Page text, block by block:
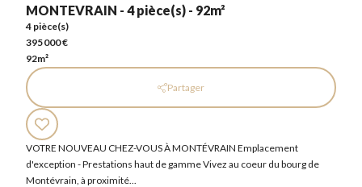
MONTEVRAIN - 4 pièce(s) - 92m²
4 pièce(s)
395 000 €
92m²
Partager
VOTRE NOUVEAU CHEZ-VOUS À MONTÉVRAIN Emplacement
d'exception - Prestations haut de gamme Vivez au coeur du bourg de
Montévrain, à proximité...